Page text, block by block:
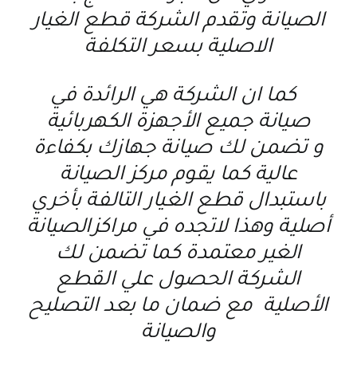
الصيانة وتقدم الشركة قطع الغيار
الاصلية بسعر التكلفة
كما ان الشركة هي الرائدة في
صيانة جميع الأجهزة الكهربائية
و تضمن لك صيانة جهازك بكفاءة
عالية كما يقوم مركز الصيانة
باستبدال قطع الغيار التالفة بأخري
أصلية وهذا لاتجده في مراكزالصيانة
الغير معتمدة كما تضمن لك
الشركة الحصول علي القطع
الأصلية مع ضمان ما بعد التصليح
والصيانة